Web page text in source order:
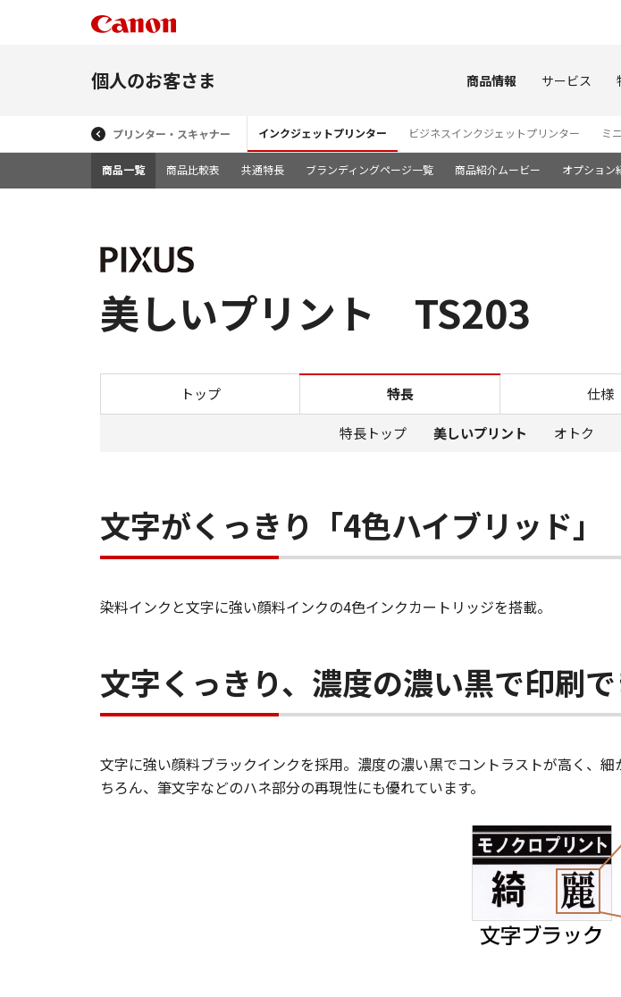
個人のお客さま 商品情報 サービス
プリンター・スキャナー インクジェットプリンター ビジネスインクジェットプリンター ミ
商品一覧 商品比較表 共通特長 ブランディングページ一覧 商品紹介ムービー オプション
美しいプリント TS203
トップ 特長 仕様
特長トップ 美しいプリント オトク
文字がくっきり「4色ハイブリッド」
染料インクと文字に強い顔料インクの4色インクカートリッジを搭載。
文字くっきり、濃度の濃い黒で印刷
文字に強い顔料ブラックインクを採用。濃度の濃い黒でコントラストが高く、
ちろん、筆文字などのハネ部分の再現性にも優れています。